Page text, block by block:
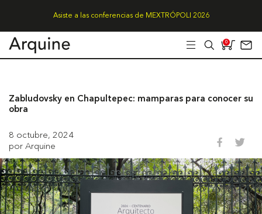
Asiste a las conferencias de MEXTRÓPOLI 2026
0
Zabludovsky en Chapultepec: mamparas para conocer su
obra
8 octubre, 2024
por Arquine